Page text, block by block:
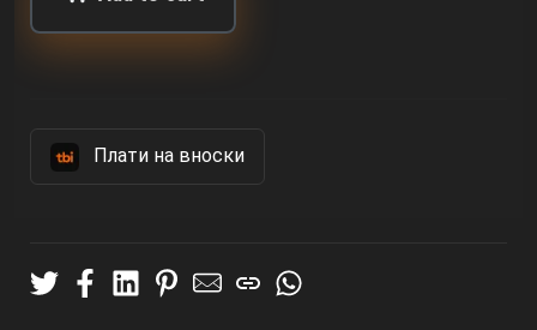
Πлати на вноски